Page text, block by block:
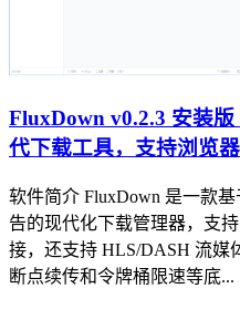
FluxDown v0.2.3 安装
代下载工具，支持浏览
软件简介 FluxDown 是一款
告的现代化下载管理器，支
接，还支持 HLS/DASH 流媒
断点续传和令牌桶限速等底...